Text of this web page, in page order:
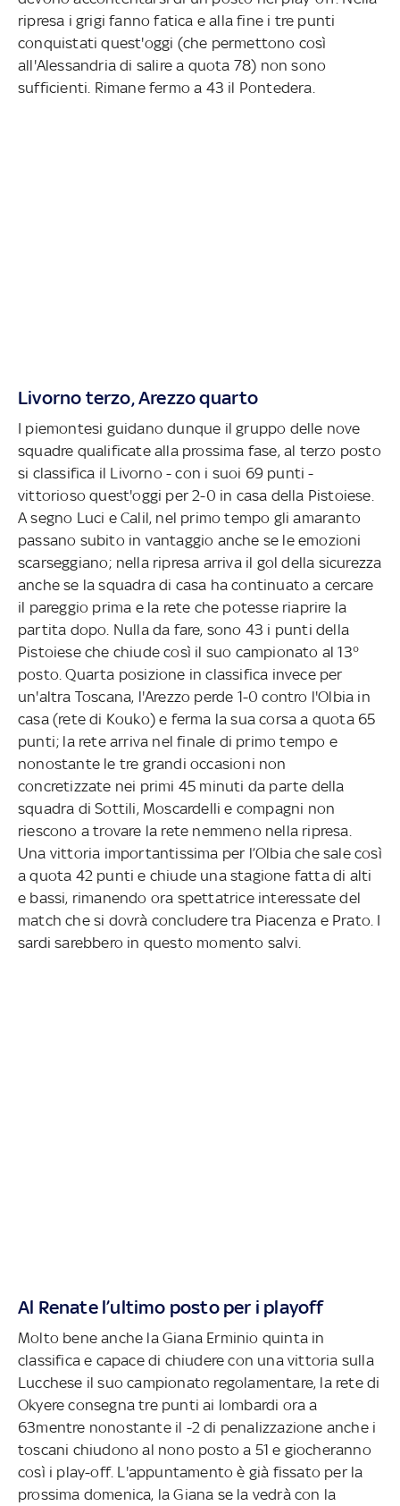
ripresa i grigi fanno fatica e alla fine i tre punti
conquistati quest'oggi (che permettono così
all'Alessandria di salire a quota 78) non sono
sufficienti. Rimane fermo a 43 il Pontedera.
Livorno terzo, Arezzo quarto
I piemontesi guidano dunque il gruppo delle nove
squadre qualificate alla prossima fase, al terzo posto
si classifica il Livorno - con i suoi 69 punti -
vittorioso quest'oggi per 2-0 in casa della Pistoiese.
A segno Luci e Calil, nel primo tempo gli amaranto
passano subito in vantaggio anche se le emozioni
scarseggiano; nella ripresa arriva il gol della sicurezza
anche se la squadra di casa ha continuato a cercare
il pareggio prima e la rete che potesse riaprire la
partita dopo. Nulla da fare, sono 43 i punti della
Pistoiese che chiude così il suo campionato al 13°
posto. Quarta posizione in classifica invece per
un'altra Toscana, l'Arezzo perde 1-0 contro l'Olbia in
casa (rete di Kouko) e ferma la sua corsa a quota 65
punti; la rete arriva nel finale di primo tempo e
nonostante le tre grandi occasioni non
concretizzate nei primi 45 minuti da parte della
squadra di Sottili, Moscardelli e compagni non
riescono a trovare la rete nemmeno nella ripresa.
Una vittoria importantissima per l’Olbia che sale così
a quota 42 punti e chiude una stagione fatta di alti
e bassi, rimanendo ora spettatrice interessate del
match che si dovrà concludere tra Piacenza e Prato. I
sardi sarebbero in questo momento salvi.
Al Renate l’ultimo posto per i playoff
Molto bene anche la Giana Erminio quinta in
classifica e capace di chiudere con una vittoria sulla
Lucchese il suo campionato regolamentare, la rete di
Okyere consegna tre punti ai lombardi ora a
63mentre nonostante il -2 di penalizzazione anche i
toscani chiudono al nono posto a 51 e giocheranno
così i play-off. L'appuntamento è già fissato per la
prossima domenica, la Giana se la vedrà con la